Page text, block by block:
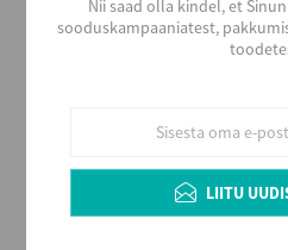
Valge
Kuiv
Alkoholi sisaldus
Nii saad olla kindel, et
sooduskampaaniatest,
LIITU